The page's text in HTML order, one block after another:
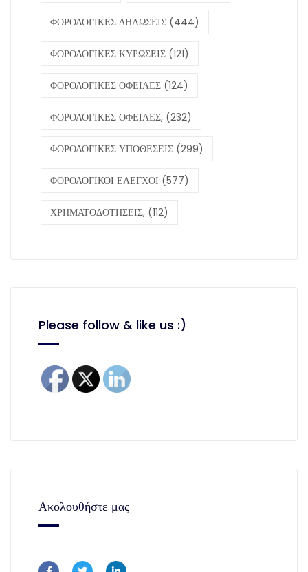
ΦΟΡΟΛΟΓΙΚΕΣ ΔΗΛΩΣΕΙΣ (444)
ΦΟΡΟΛΟΓΙΚΕΣ ΚΥΡΩΣΕΙΣ (121)
ΦΟΡΟΛΟΓΙΚΕΣ ΟΦΕΙΛΕΣ (124)
ΦΟΡΟΛΟΓΙΚΕΣ ΟΦΕΙΛΕΣ, (232)
ΦΟΡΟΛΟΓΙΚΕΣ ΥΠΟΘΕΣΕΙΣ (299)
ΦΟΡΟΛΟΓΙΚΟΙ ΕΛΕΓΧΟΙ (577)
ΧΡΗΜΑΤΟΔΟΤΗΣΕΙΣ, (112)
Please follow & like us :)
Ακολουθήστε μας